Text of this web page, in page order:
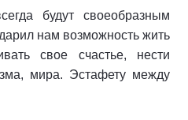
будут своеобразным
нам возможность жить
свое счастье, нести
мира. Эстафету между